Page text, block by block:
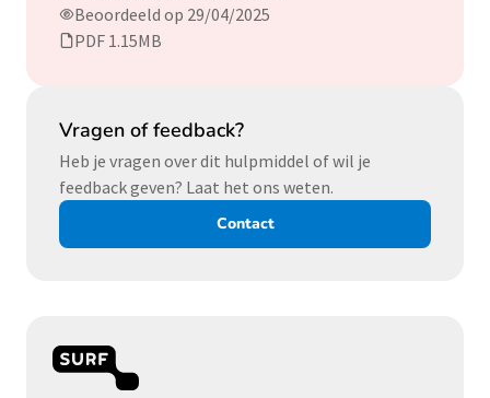
Beoordeeld op 29/04/2025
PDF 1.15MB
Vragen of feedback?
Heb je vragen over dit hulpmiddel of wil je
feedback geven? Laat het ons weten.
Contact